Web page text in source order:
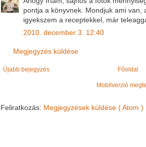
pontja a könyvnek. Mondjuk ami van,
igyekszem a receptekkel, már
2010. december 3. 12:40
Megjegyzés küldése
Újabb bejegyzés Főoldal
Mobilverzió
Feliratkozás: Megjegyzések küldése ( Atom )